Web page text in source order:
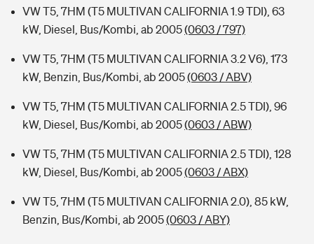
VW T5, 7HM (T5 MULTIVAN CALIFORNIA 1.9 TDI), 63
kW, Diesel, Bus/Kombi, ab 2005(0603 / 797)
VW T5, 7HM (T5 MULTIVAN CALIFORNIA 3.2 V6), 173
kW, Benzin, Bus/Kombi, ab 2005(0603 / ABV)
VW T5, 7HM (T5 MULTIVAN CALIFORNIA 2.5 TDI), 96
kW, Diesel, Bus/Kombi, ab 2005(0603 / ABW)
VW T5, 7HM (T5 MULTIVAN CALIFORNIA 2.5 TDI), 128
kW, Diesel, Bus/Kombi, ab 2005(0603 / ABX)
VW T5, 7HM (T5 MULTIVAN CALIFORNIA 2.0), 85 kW,
Benzin, Bus/Kombi, ab 2005(0603 / ABY)